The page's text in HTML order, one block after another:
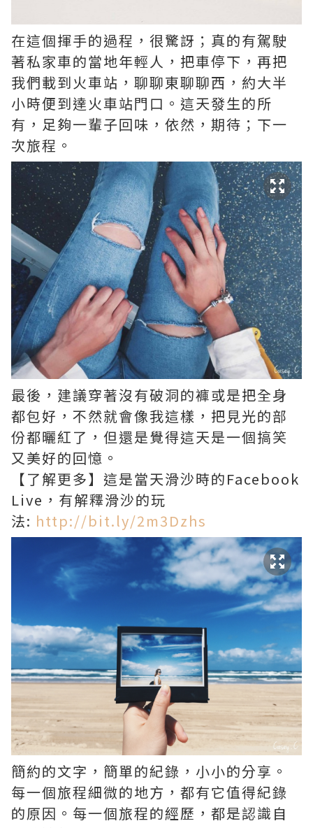
在這個揮手的過程，很驚訝；真的有駕駛
著私家車的當地年輕人，把車停下，再把
我們載到火車站，聊聊東聊聊西，約大半
小時便到達火車站門口。這天發生的所
有，足夠一輩子回味，依然，期待；下一
次旅程。
最後，建議穿著沒有破洞的褲或是把全身
都包好，不然就會像我這樣，把見光的部
份都曬紅了，但還是覺得這天是一個搞笑
又美好的回憶。
【了解更多】這是當天滑沙時的Facebook
Live，有解釋滑沙的玩
法: http://bit.ly/2m3Dzhs
簡約的文字，簡單的紀錄，小小的分享。
每一個旅程細微的地方，都有它值得紀錄
的原因。每一個旅程的經歷，都是認識自